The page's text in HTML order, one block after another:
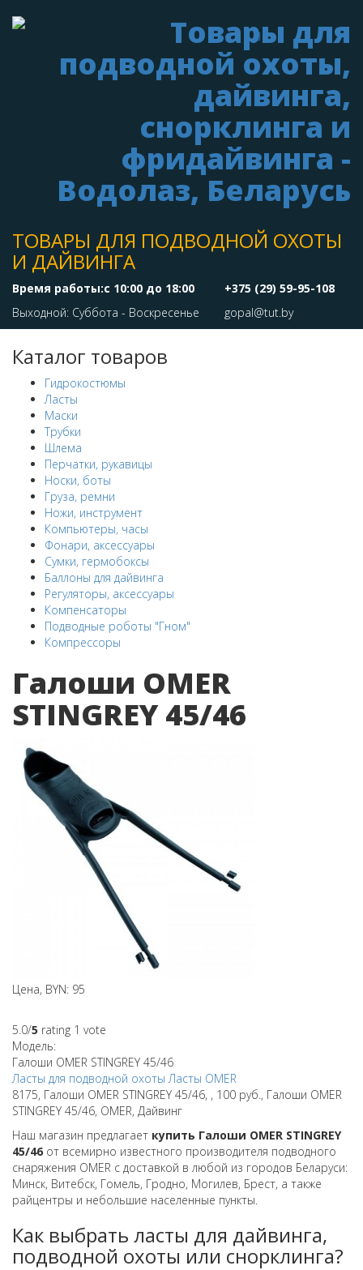
ТОВАРЫ ДЛЯ ПОДВОДНОЙ ОХОТЫ
И ДАЙВИНГА
Время работы:с 10:00 до 18:00
Выходной: Суббота - Воскресенье
+375 (29) 59-95-108
gopal@tut.by
Каталог товаров
Гидрокостюмы
Ласты
Маски
Трубки
Шлема
Перчатки, рукавицы
Носки, боты
Груза, ремни
Ножи, инструмент
Компьютеры, часы
Фонари, аксессуары
Сумки, гермобоксы
Баллоны для дайвинга
Регуляторы, аксессуары
Компенсаторы
Подводные роботы "Гном"
Компрессоры
Галоши OMER
STINGREY 45/46
Цена, BYN: 95
5.0/5 rating 1 vote
Модель:
Галоши OMER STINGREY 45/46
Ласты для подводной охоты Ласты OMER
8175, Галоши OMER STINGREY 45/46, , 100 руб., Галоши OMER
STINGREY 45/46, OMER, Дайвинг
Наш магазин предлагает купить Галоши OMER STINGREY
45/46 от всемирно известного производителя подводного
снаряжения OMER с доставкой в любой из городов Беларуси:
Минск, Витебск, Гомель, Гродно, Могилев, Брест, а также
райцентры и небольшие населенные пункты.
Как выбрать ласты для дайвинга,
подводной охоты или снорклинга?